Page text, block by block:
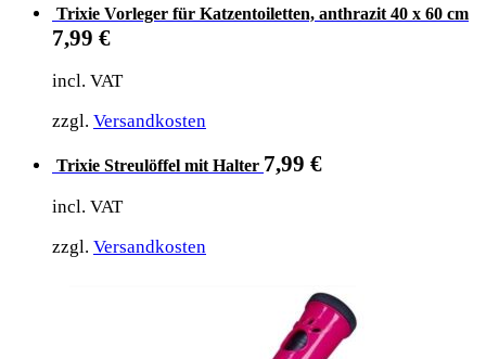
Trixie Vorleger für Katzentoiletten, anthrazit 40 x 60 cm
7,99 €
incl. VAT
zzgl. Versandkosten
Trixie Streulöffel mit Halter 7,99 €
incl. VAT
zzgl. Versandkosten